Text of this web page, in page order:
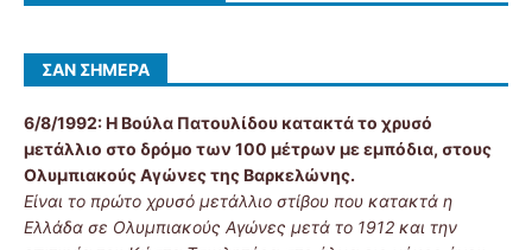
ΣΑΝ ΣΉΜΕΡΑ
6/8/1992:Η Βούλα Πατουλίδου κατακτά το χρυσό
μετάλλιο στο δρόμο των 100 μέτρων με εμπόδια, στους
Ολυμπιακούς Αγώνες της Βαρκελώνης.
Είναι το πρώτο χρυσό μετάλλιο στίβου που κατακτά η
Ελλάδα σε Ολυμπιακούς Αγώνες μετά το 1912 και την